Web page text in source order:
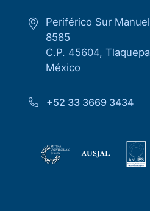
Periférico Sur
8585
C.P. 45604,
México
+52 33 3669 3434